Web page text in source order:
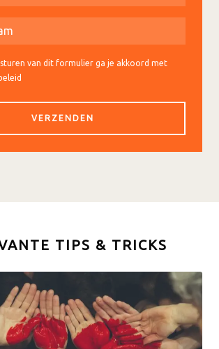
van dit formulier ga je akkoord met
TIPS & TRICKS